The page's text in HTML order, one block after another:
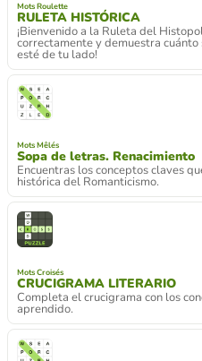
Mots Roulette
RULETA HISTÓRICA
¡Bienvenido a la Ruleta del
correctamente y demuestra cuánto
esté de tu lado!
Mots Mêlés
Sopa de letras. Renacimiento
Encuentras los conceptos claves
histórica del Romanticismo.
Mots Croisés
CRUCIGRAMA LITERARIO
Completa el crucigrama con los
aprendido.